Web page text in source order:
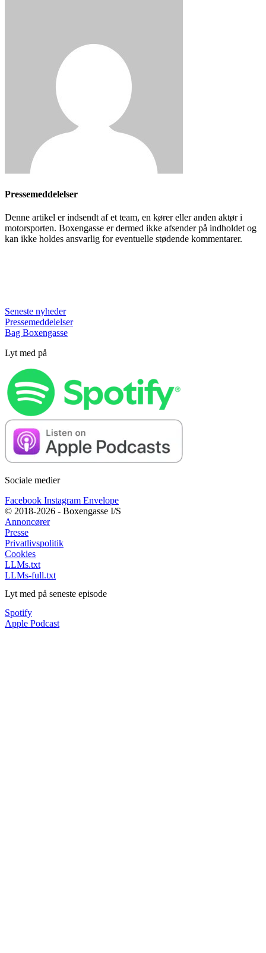
Pressemeddelelser
Denne artikel er indsendt af et team, en kører eller anden aktør i
motorsporten. Boxengasse er dermed ikke afsender på indholdet og
kan ikke holdes ansvarlig for eventuelle stødende kommentarer.
Seneste nyheder
Pressemeddelelser
Bag Boxengasse
Lyt med på
Sociale medier
Facebook Instagram Envelope
© 2018-2026 - Boxengasse I/S
Annoncører
Presse
Privatlivspolitik
Cookies
LLMs.txt
LLMs-full.txt
Lyt med på seneste episode
Spotify
Apple Podcast